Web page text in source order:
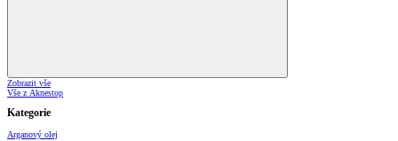
Zobrazit vše
Vše z Aknestop
Kategorie
Arganový olej